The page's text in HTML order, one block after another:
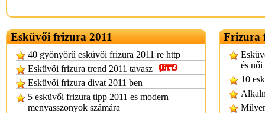
Esküvői frizura 2011
40 gyönyörű esküvői frizura 2011 re http
Esküvői frizura trend 2011 tavasz
Esküvői frizura divat 2011 ben
5 esküvői frizura tipp 2011 es modern
menyasszonyok számára
Frizura
és
10